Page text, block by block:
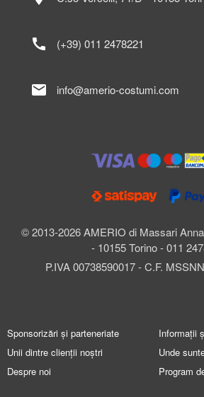
© 2013-2026 AMERIO di Massari
- 10155 Torino - 011
P.IVA 00738590017 - C.F.
call (+39) 011 2478221
mail info@amerio-costumi.com
Sponsorizări și parteneriate
Unii dintre clienții noștri
Despre noi
Informații
Unde
Program